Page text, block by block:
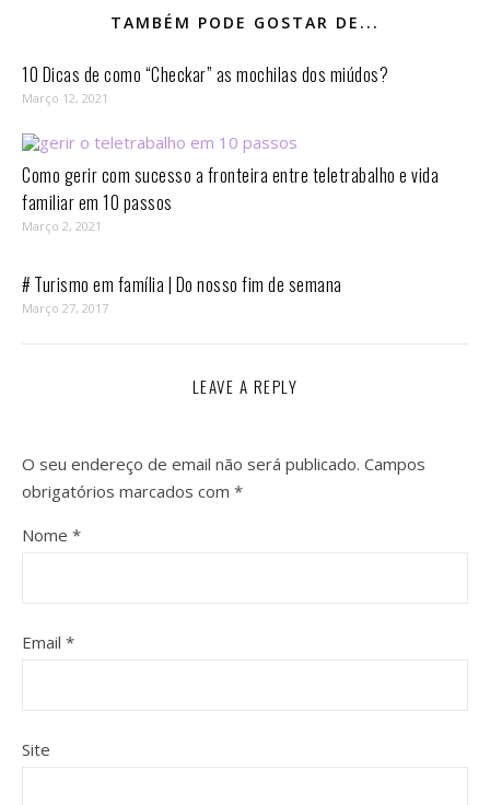
TAMBÉM PODE GOSTAR DE...
10 Dicas de como “Checkar” as mochilas dos miúdos?
Março 12, 2021
Como gerir com sucesso a fronteira entre teletrabalho e vida
familiar em 10 passos⁣
Março 2, 2021
# Turismo em família | Do nosso fim de semana
Março 27, 2017
LEAVE A REPLY
O seu endereço de email não será publicado. Campos
obrigatórios marcados com *
Nome *
Email *
Site